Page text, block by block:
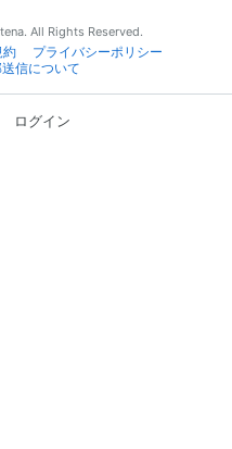
All Rights Reserved.
約
プライバシーポリシー
信について
ログイン